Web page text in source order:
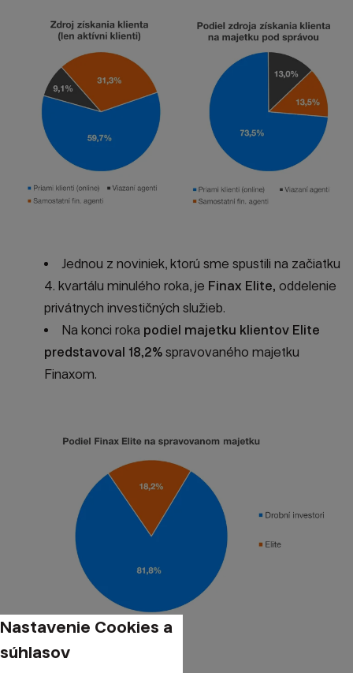
Jednou z noviniek, ktorú sme spustili na začiatku
4. kvartálu minulého roka, je Finax Elite, oddelenie
privátnych investičných služieb.
Na konci roka podiel majetku klientov Elite
predstavoval 18,2% spravovaného majetku
Finaxom.
Nastavenie Cookies a
súhlasov